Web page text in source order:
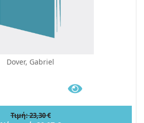
Dover, Gabriel
Τιμή: 23,30 €